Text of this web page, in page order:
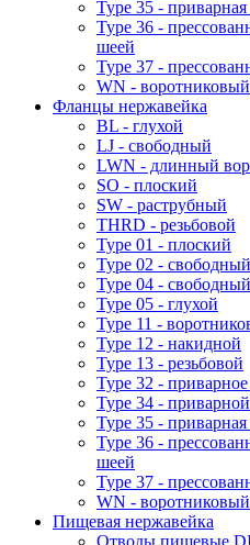
Type 35 - приварная
Type 36 -
шеей
Type 37 -
WN - воротниковый
Фланцы нержавейка
BL - глухой
LJ - свободный
LWN - длинный
SO - плоский
SW - раструбный
THRD - резьбовой
Type 01 - плоский
Type 02 - свободный
Type 04 - свободный
Type 05 - глухой
Type 11 -
Type 12 - накидной
Type 13 - резьбовой
Type 32 -
Type 34 -
Type 35 - приварная
Type 36 -
шеей
Type 37 -
WN - воротниковый
Пищевая нержавейка
Отводы пищевые